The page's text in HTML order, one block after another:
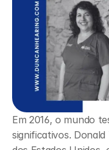
Em 2016, o mundo
significativos.